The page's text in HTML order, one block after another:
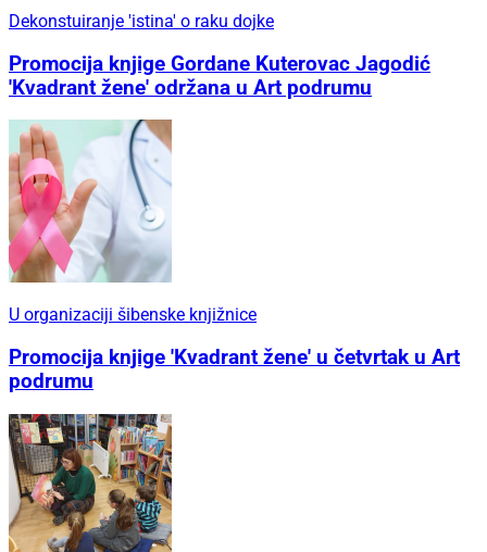
Dekonstuiranje 'istina' o raku dojke
Promocija knjige Gordane Kuterovac Jagodić
'Kvadrant žene' održana u Art podrumu
U organizaciji šibenske knjižnice
Promocija knjige 'Kvadrant žene' u četvrtak u Art
podrumu